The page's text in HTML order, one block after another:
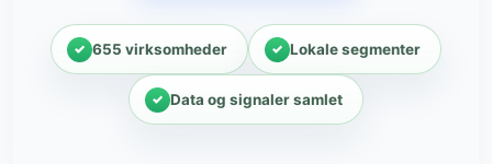
655 virksomheder Lokale segmenter
Data og signaler samlet